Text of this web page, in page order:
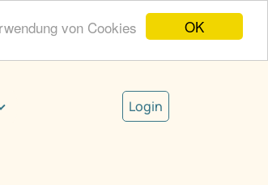
OK
von Cookies
Login